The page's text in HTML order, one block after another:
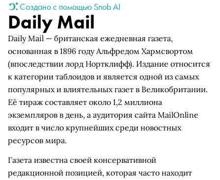
Создано с помощью Snob AI
Daily Mail
Daily Mail — британская ежедневная газета,
основанная в 1896 году Альфредом Хармсвортом
(впоследствии лорд Нортклифф). Издание относится
к категории таблоидов и является одной из самых
популярных и влиятельных газет в Великобритании.
Её тираж составляет около 1,2 миллиона
экземпляров в день, а аудитория сайта MailOnline
входит в число крупнейших среди новостных
ресурсов мира.
Газета известна своей консервативной
редакционной позицией, которая часто находит